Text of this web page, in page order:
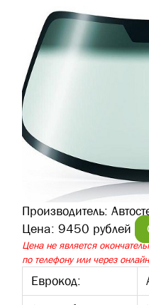
Производитель:
Цена: 9450 рублей
Цена не является
по телефону или через
Еврокод: